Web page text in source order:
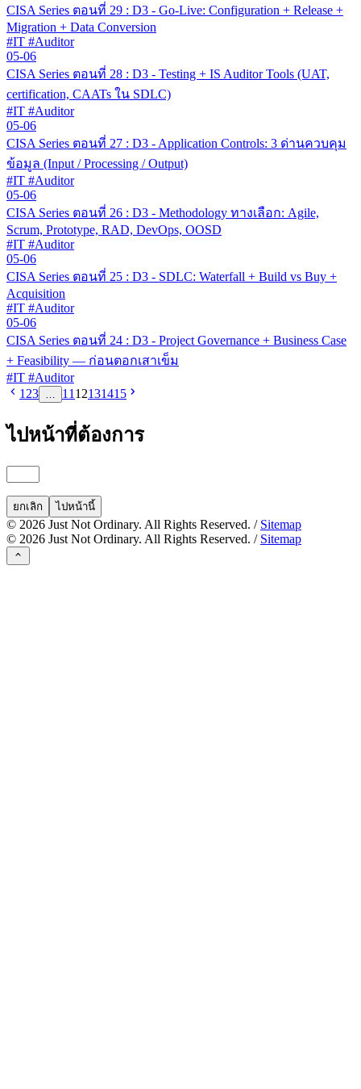
CISA Series ตอนที่ 29 : D3 - Go-Live: Configuration + Release +
Migration + Data Conversion
#IT #Auditor
05-06
CISA Series ตอนที่ 28 : D3 - Testing + IS Auditor Tools (UAT,
certification, CAATs ใน SDLC)
#IT #Auditor
05-06
CISA Series ตอนที่ 27 : D3 - Application Controls: 3 ด่านควบคุม
ข้อมูล (Input / Processing / Output)
#IT #Auditor
05-06
CISA Series ตอนที่ 26 : D3 - Methodology ทางเลือก: Agile,
Scrum, Prototype, RAD, DevOps, OOSD
#IT #Auditor
05-06
CISA Series ตอนที่ 25 : D3 - SDLC: Waterfall + Build vs Buy +
Acquisition
#IT #Auditor
05-06
CISA Series ตอนที่ 24 : D3 - Project Governance + Business Case
+ Feasibility — ก่อนตอกเสาเข็ม
#IT #Auditor
1 23 11 12131415
ไปหน้าที่ต้องการ
ยกเลิก ไปหน้านี้
© 2026 Just Not Ordinary. All Rights Reserved. / Sitemap
© 2026 Just Not Ordinary. All Rights Reserved. / Sitemap